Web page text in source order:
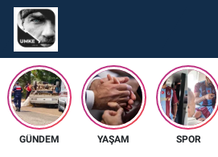
GÜNDEM YAŞAM SPOR
Gündem
Ekonomi
Spor
Nöbetçi Eczaneler
Hava Durumu
Namaz Vakitleri